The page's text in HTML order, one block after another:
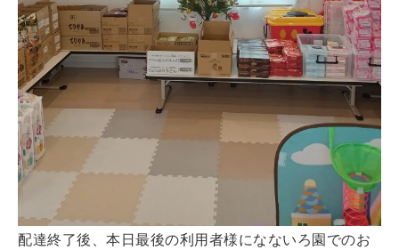
配達終了後、本日最後の利用者様になないろ園でのお